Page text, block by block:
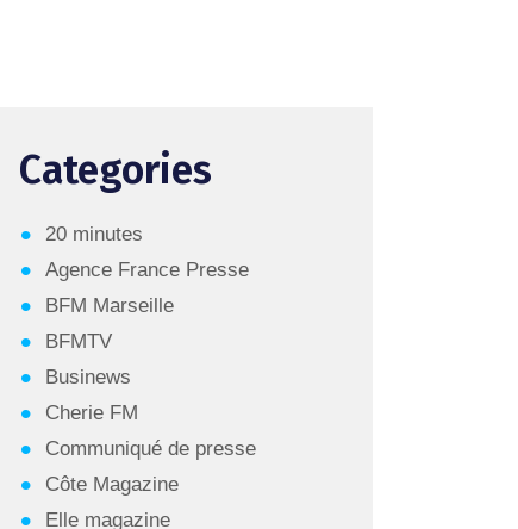
Categories
20 minutes
Agence France Presse
BFM Marseille
BFMTV
Businews
Cherie FM
Communiqué de presse
Côte Magazine
Elle magazine